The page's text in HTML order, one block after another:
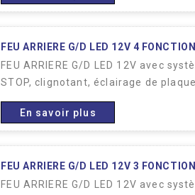
FEU ARRIERE G/D LED 12V 4
FEU ARRIERE G/D LED 12V avec
STOP, clignotant, éclairage de plaque.
En savoir plus
FEU ARRIERE G/D LED 12V 3
FEU ARRIERE G/D LED 12V avec